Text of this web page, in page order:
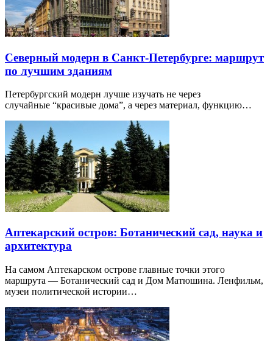
Северный модерн в Санкт-Петербурге: маршрут
по лучшим зданиям
Петербургский модерн лучше изучать не через
случайные “красивые дома”, а через материал, функцию…
Аптекарский остров: Ботанический сад, наука и
архитектура
На самом Аптекарском острове главные точки этого
маршрута — Ботанический сад и Дом Матюшина. Ленфильм,
музеи политической истории…